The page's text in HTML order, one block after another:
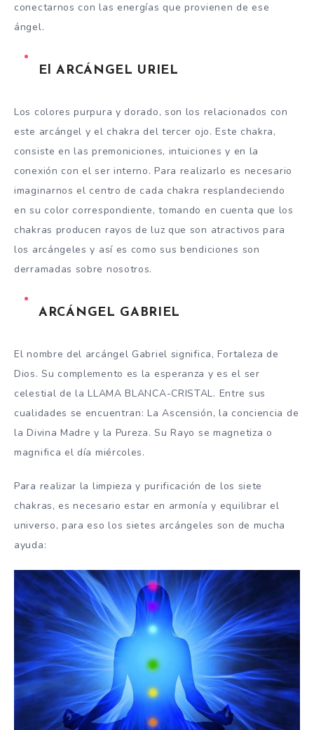
conectarnos con las energías que provienen de ese
ángel.
El ARCÁNGEL URIEL
Los colores purpura y dorado, son los relacionados con
este arcángel y el chakra del tercer ojo. Este chakra,
consiste en las premoniciones, intuiciones y en la
conexión con el ser interno. Para realizarlo es necesario
imaginarnos el centro de cada chakra resplandeciendo
en su color correspondiente, tomando en cuenta que los
chakras producen rayos de luz que son atractivos para
los arcángeles y así es como sus bendiciones son
derramadas sobre nosotros.
ARCÁNGEL GABRIEL
El nombre del arcángel Gabriel significa, Fortaleza de
Dios. Su complemento es la esperanza y es el ser
celestial de la LLAMA BLANCA-CRISTAL. Entre sus
cualidades se encuentran: La Ascensión, la conciencia de
la Divina Madre y la Pureza. Su Rayo se magnetiza o
magnifica el día miércoles.
Para realizar la limpieza y purificación de los siete
chakras, es necesario estar en armonía y equilibrar el
universo, para eso los sietes arcángeles son de mucha
ayuda: